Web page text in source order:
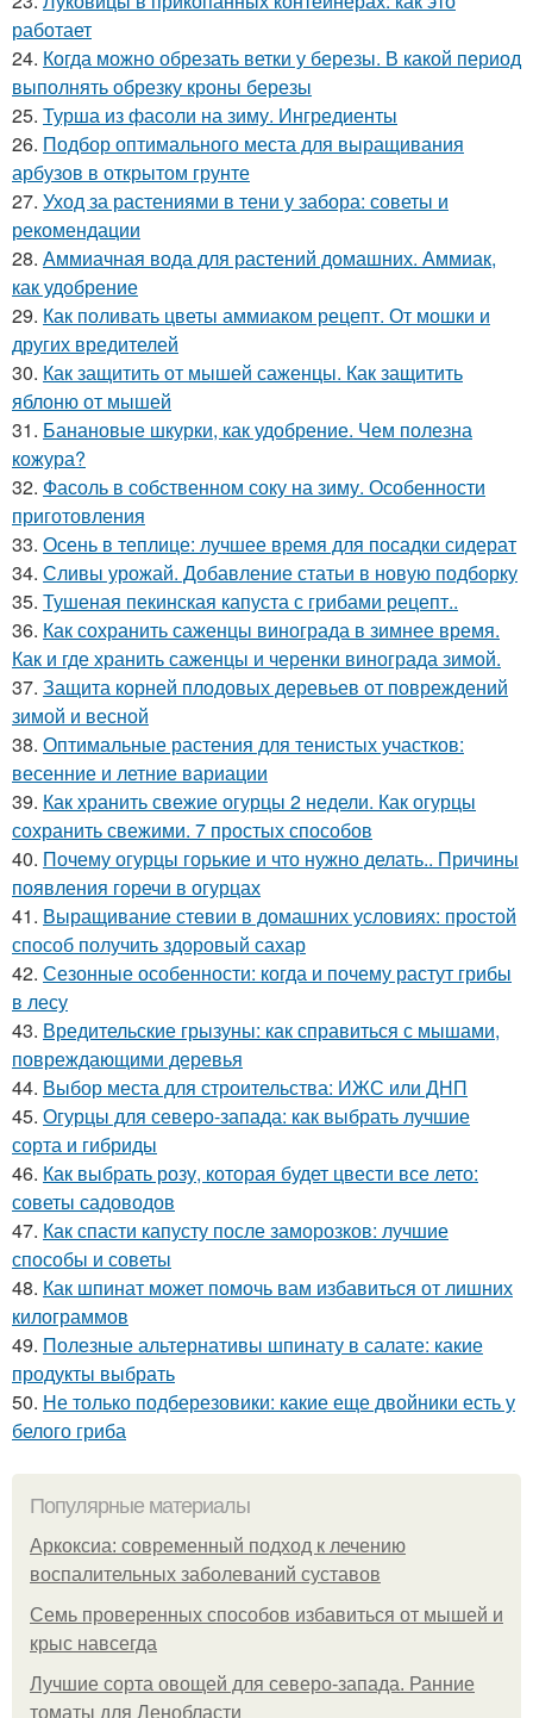
работает
24. Когда можно обрезать ветки у березы. В какой период
выполнять обрезку кроны березы
25. Турша из фасоли на зиму. Ингредиенты
26. Подбор оптимального места для выращивания
арбузов в открытом грунте
27. Уход за растениями в тени у забора: советы и
рекомендации
28. Аммиачная вода для растений домашних. Аммиак,
как удобрение
29. Как поливать цветы аммиаком рецепт. От мошки и
других вредителей
30. Как защитить от мышей саженцы. Как защитить
яблоню от мышей
31. Банановые шкурки, как удобрение. Чем полезна
кожура?
32. Фасоль в собственном соку на зиму. Особенности
приготовления
33. Осень в теплице: лучшее время для посадки сидерат
34. Сливы урожай. Добавление статьи в новую подборку
35. Тушеная пекинская капуста с грибами рецепт..
36. Как сохранить саженцы винограда в зимнее время.
Как и где хранить саженцы и черенки винограда зимой.
37. Защита корней плодовых деревьев от повреждений
зимой и весной
38. Оптимальные растения для тенистых участков:
весенние и летние вариации
39. Как хранить свежие огурцы 2 недели. Как огурцы
сохранить свежими. 7 простых способов
40. Почему огурцы горькие и что нужно делать.. Причины
появления горечи в огурцах
41. Выращивание стевии в домашних условиях: простой
способ получить здоровый сахар
42. Сезонные особенности: когда и почему растут грибы
в лесу
43. Вредительские грызуны: как справиться с мышами,
повреждающими деревья
44. Выбор места для строительства: ИЖС или ДНП
45. Огурцы для северо-запада: как выбрать лучшие
сорта и гибриды
46. Как выбрать розу, которая будет цвести все лето:
советы садоводов
47. Как спасти капусту после заморозков: лучшие
способы и советы
48. Как шпинат может помочь вам избавиться от лишних
килограммов
49. Полезные альтернативы шпинату в салате: какие
продукты выбрать
50. Не только подберезовики: какие еще двойники есть у
белого гриба
Популярные материалы
Аркоксиа: современный подход к лечению
воспалительных заболеваний суставов
Семь проверенных способов избавиться от мышей и
крыс навсегда
Лучшие сорта овощей для северо-запада. Ранние
томаты для Ленобласти